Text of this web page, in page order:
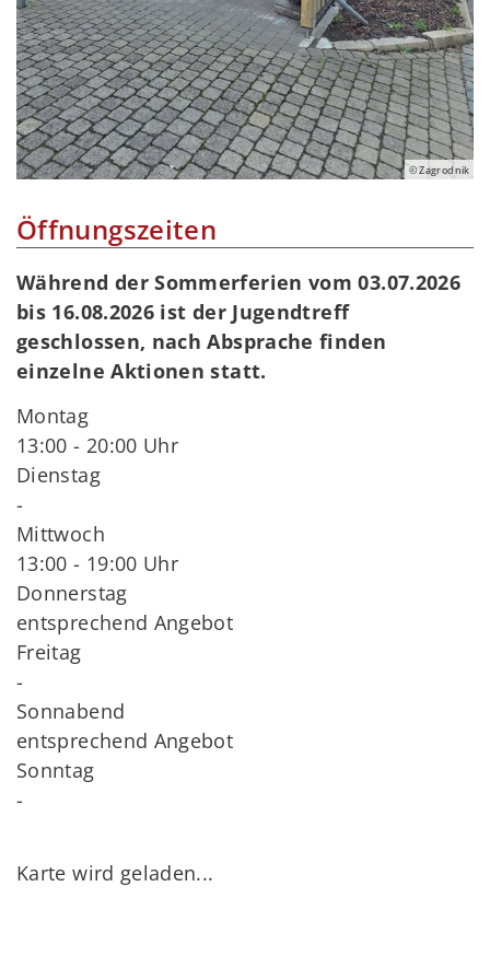
© Zagrodnik
Öffnungszeiten
Während der Sommerferien vom 03.07.2026
bis 16.08.2026 ist der Jugendtreff
geschlossen, nach Absprache finden
einzelne Aktionen statt.
Montag
13:00 - 20:00 Uhr
Dienstag
-
Mittwoch
13:00 - 19:00 Uhr
Donnerstag
entsprechend Angebot
Freitag
-
Sonnabend
entsprechend Angebot
Sonntag
-
Karte wird geladen...